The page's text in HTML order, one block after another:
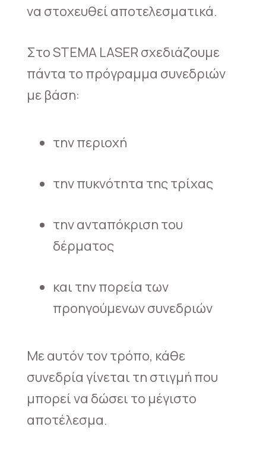
να στοχευθεί αποτελεσματικά.
Στο STEMA LASER σχεδιάζουμε
πάντα το πρόγραμμα συνεδριών
με βάση:
την περιοχή
την πυκνότητα της τρίχας
την ανταπόκριση του
δέρματος
και την πορεία των
προηγούμενων συνεδριών
Με αυτόν τον τρόπο, κάθε
συνεδρία γίνεται τη στιγμή που
μπορεί να δώσει το μέγιστο
αποτέλεσμα.